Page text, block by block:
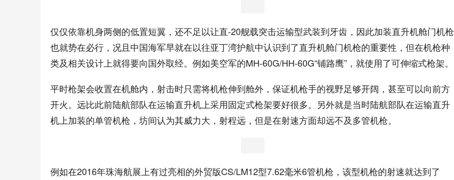
仅仅依靠机身两侧的低置短翼，还不足以让直-20舰载突击运输型武装到牙齿，因此加装直升机舱门机枪
也就势在必行，况且中国海军早就在以往亚丁湾护航中认识到了直升机舱门机枪的重要性，但在机枪种
类及相关设计上就得要向国外取经。例如美空军的MH-60G/HH-60G“铺路鹰”，就使用了可伸缩式枪架。
平时枪架会收置在机舱内，射击时只需将机枪伸到舱外，保证机枪手的视野足够开阔，甚至可以向前方
开火。远比此前陆航部队在运输直升机上采用固定式枪架要好很多。另外就是当时陆航部队在运输直升
机上加装的单管机枪，坊间认为其威力大，射程远，但是在射速方面却远不及多管机枪。
例如在2016年珠海航展上有过亮相的外贸版CS/LM12型7.62毫米6管机枪，该型机枪的射速就达到了